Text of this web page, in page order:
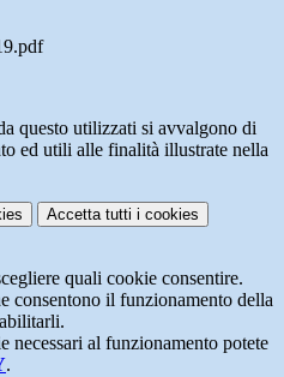
questo utilizzati si avvalgono di
ed utili alle finalità illustrate nella
Accetta tutti i cookies
quali cookie consentire.
consentono il funzionamento della
necessari al funzionamento potete
.